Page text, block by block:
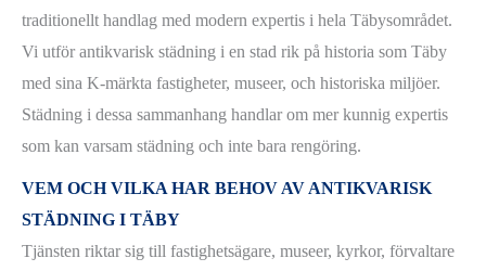
traditionellt handlag med modern expertis i hela Täbysområdet.
Vi utför antikvarisk städning i en stad rik på historia som Täby
med sina K-märkta fastigheter, museer, och historiska miljöer.
Städning i dessa sammanhang handlar om mer kunnig expertis
som kan varsam städning och inte bara rengöring.
VEM OCH VILKA HAR BEHOV AV ANTIKVARISK
STÄDNING I TÄBY
Tjänsten riktar sig till fastighetsägare, museer, kyrkor, förvaltare